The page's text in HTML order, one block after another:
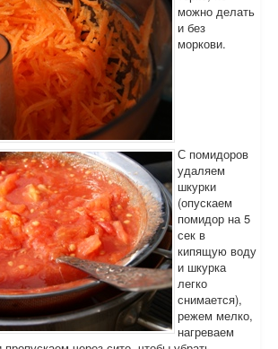
можно делать
и без
моркови.
С помидоров
удаляем
шкурки
(опускаем
помидор на 5
сек в
кипящую воду
и шкурка
легко
снимается),
режем мелко,
нагреваем